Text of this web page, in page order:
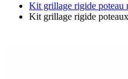
Kit grillage rigide poteau
Kit grillage rigide